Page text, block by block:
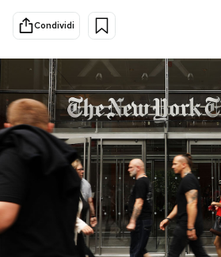
Sport
PODCAST
NEWSLETTER
I MIEI PREFERITI
Condividi